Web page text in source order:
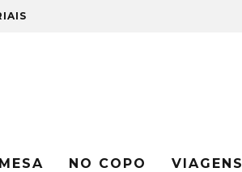
NO COPO VIAGENS